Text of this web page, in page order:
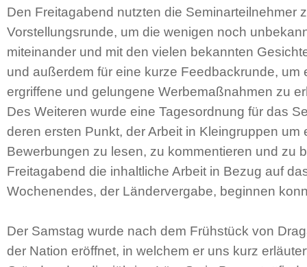
Den Freitagabend nutzten die Seminarteilnehmer
Vorstellungsrunde, um die wenigen noch
miteinander und mit den vielen bekannten
und außerdem für eine kurze Feedbackrunde, um
ergriffene und gelungene Werbemaßnahmen zu
Des Weiteren wurde eine Tagesordnung für das
deren ersten Punkt, der Arbeit in Kleingruppen um
Bewerbungen zu lesen, zu kommentieren und zu
Freitagabend die inhaltliche Arbeit in Bezug auf
Wochenendes, der Ländervergabe, beginnen
Der Samstag wurde nach dem Frühstück von
der Nation eröffnet, in welchem er uns kurz